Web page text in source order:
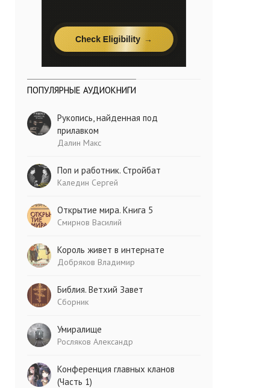
ПОПУЛЯРНЫЕ АУДИОКНИГИ
Рукопись, найденная под
прилавком
Далин Макс
Поп и работник. Стройбат
Каледин Сергей
Открытие мира. Книга 5
Смирнов Василий
Король живет в интернате
Добряков Владимир
Библия. Ветхий Завет
Сборник
Умиралище
Росляков Александр
Конференция главных кланов
(Часть 1)